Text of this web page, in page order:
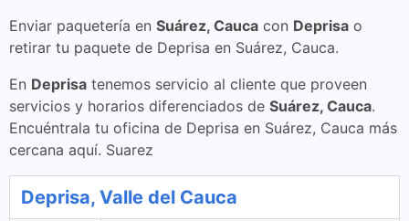
Enviar paquetería en Suárez, Cauca con Deprisa o
retirar tu paquete de Deprisa en Suárez, Cauca.
En Deprisa tenemos servicio al cliente que proveen
servicios y horarios diferenciados de Suárez, Cauca.
Encuéntrala tu oficina de Deprisa en Suárez, Cauca más
cercana aquí. Suarez
Deprisa, Valle del Cauca